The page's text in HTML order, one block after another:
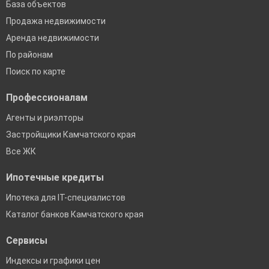
База объектов
Продажа недвижимости
Аренда недвижимости
По районам
Поиск по карте
Профессионалам
Агенты и риэлторы
Застройщики Камчатского края
Все ЖК
Ипотечные кредиты
Ипотека для IT-специалистов
Каталог банков Камчатского края
Сервисы
Индексы и графики цен